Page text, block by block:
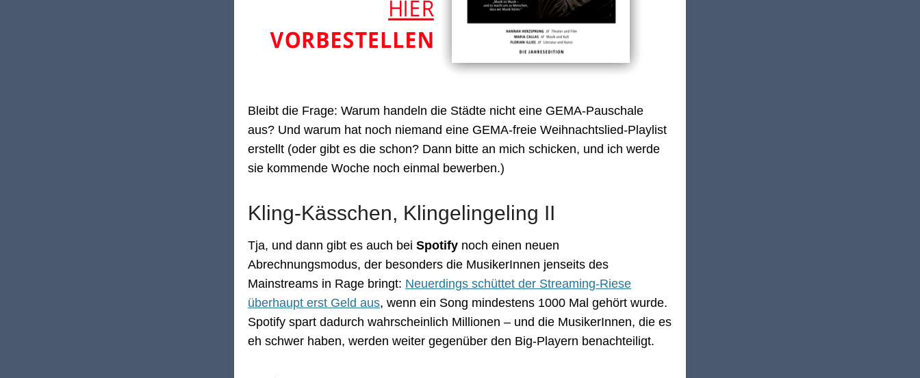
Bleibt die Frage: Warum handeln die Städte nicht eine GEMA-Pauschale
aus? Und warum hat noch niemand eine GEMA-freie Weihnachtslied-Playlist
erstellt (oder gibt es die schon? Dann bitte an mich schicken, und ich werde
sie kommende Woche noch einmal bewerben.)
Kling-Kässchen, Klingelingeling II
Tja, und dann gibt es auch bei Spotify noch einen neuen
Abrechnungsmodus, der besonders die MusikerInnen jenseits des
Mainstreams in Rage bringt: Neuerdings schüttet der Streaming-Riese
überhaupt erst Geld aus, wenn ein Song mindestens 1000 Mal gehört wurde.
Spotify spart dadurch wahrscheinlich Millionen – und die MusikerInnen, die es
eh schwer haben, werden weiter gegenüber den Big-Playern benachteiligt.